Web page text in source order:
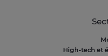
High-tech et